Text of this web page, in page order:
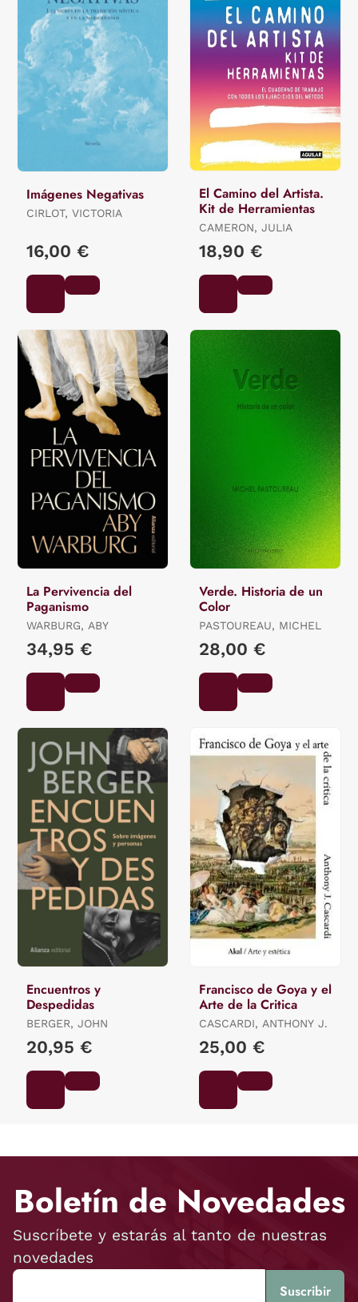
Imágenes Negativas
CIRLOT, VICTORIA
16,00 €
El Camino del Artista.
Kit de Herramientas
CAMERON, JULIA
18,90 €
La Pervivencia del
Paganismo
WARBURG, ABY
34,95 €
Verde. Historia de un
Color
PASTOUREAU, MICHEL
28,00 €
Encuentros y
Despedidas
BERGER, JOHN
20,95 €
Francisco de Goya y el
Arte de la Critica
CASCARDI, ANTHONY J.
25,00 €
Boletín de Novedades
Suscríbete y estarás al tanto de nuestras
novedades